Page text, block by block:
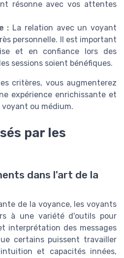
résonne avec vos attentes
: La relation avec un voyant
personnelle. Il est important
et en confiance lors des
sessions soient bénéfiques.
critères, vous augmenterez
expérience enrichissante et
ou médium.
par les
dans l'art de la
de la voyance, les voyants
à une variété d'outils pour
interprétation des messages
certains puissent travailler
et capacités innées,